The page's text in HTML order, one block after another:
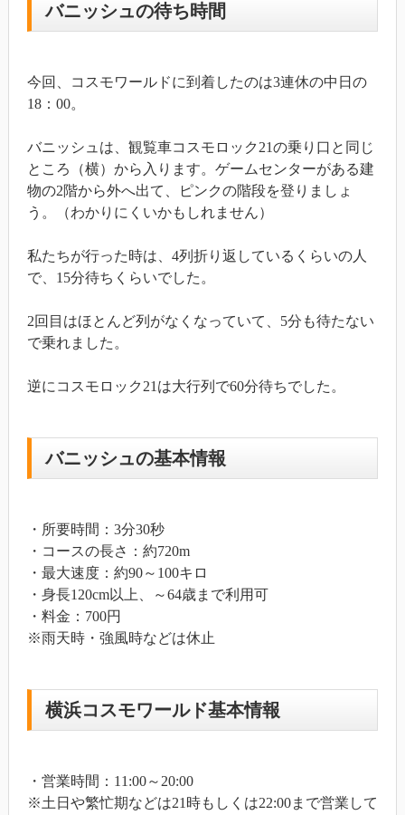
バニッシュの待ち時間
今回、コスモワールドに到着したのは3連休の中日の
18：00。
バニッシュは、観覧車コスモロック21の乗り口と同じ
ところ（横）から入ります。ゲームセンターがある建
物の2階から外へ出て、ピンクの階段を登りましょ
う。（わかりにくいかもしれません）
私たちが行った時は、4列折り返しているくらいの人
で、15分待ちくらいでした。
2回目はほとんど列がなくなっていて、5分も待たない
で乗れました。
逆にコスモロック21は大行列で60分待ちでした。
バニッシュの基本情報
・所要時間：3分30秒
・コースの長さ：約720m
・最大速度：約90～100キロ
・身長120cm以上、～64歳まで利用可
・料金：700円
※雨天時・強風時などは休止
横浜コスモワールド基本情報
・営業時間：11:00～20:00
※土日や繁忙期などは21時もしくは22:00まで営業して